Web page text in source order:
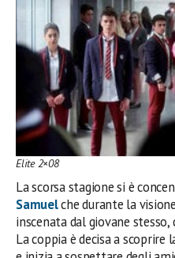
Elite 2×08
La scorsa stagione si è
Samuelche durante la
inscenata dal giovane
La coppia è decisa a